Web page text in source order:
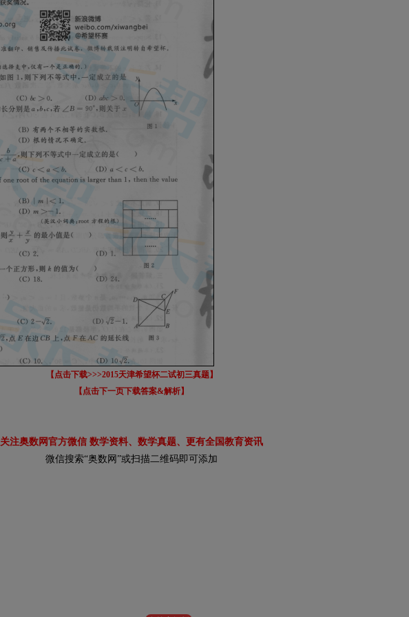
【点击下载>>>2015天津希望杯二试初三真题】
【点击下一页下载答案&解析】
关注奥数网官方微信 数学资料、数学真题、更有全国教育资讯
微信搜索“奥数网”或扫描二维码即可添加